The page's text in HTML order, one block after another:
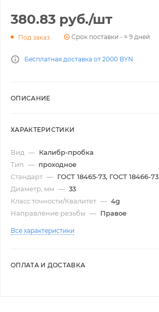
380.83 руб./шт
Под заказ Срок поставки - ≈ 9 дней
Бесплатная доставка от 2000 BYN
ОПИСАНИЕ
ХАРАКТЕРИСТИКИ
Вид — Калибр-пробка
Тип — проходное
Стандарт — ГОСТ 18465-73, ГОСТ 18466-73
Диаметр, мм — 33
Класс точности/Квалитет — 4g
Направление резьбы — Правое
Все характеристики
ОПЛАТА И ДОСТАВКА